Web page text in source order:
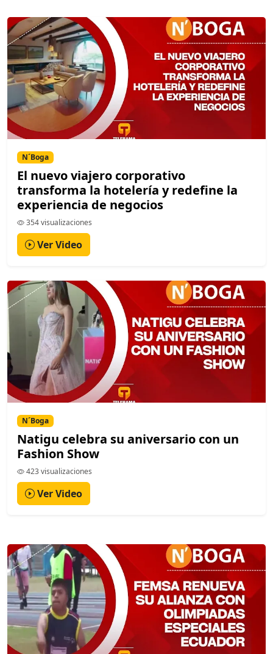
N´Boga
El nuevo viajero corporativo
transforma la hotelería y redefine la
experiencia de negocios
354 visualizaciones
Ver Video
N´Boga
Natigu celebra su aniversario con un
Fashion Show
423 visualizaciones
Ver Video